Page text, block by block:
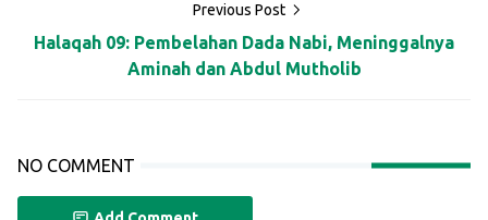
Previous Post
Halaqah 09: Pembelahan Dada Nabi, Meninggalnya
Aminah dan Abdul Mutholib
NO COMMENT